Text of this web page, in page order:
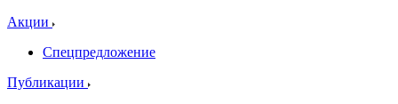
Акции
Спецпредложение
Публикации